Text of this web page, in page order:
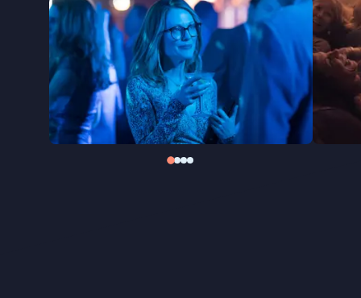
Dit keer verplaatst hij het verhaal naar de
Verenigde Staten, met Julianne Moore in de
hoofdrol. Lelio maakte deze nieuwe versie vooral
omdat hij groot bewonderaar is van Moore - en dat
merk je aan alles.Gloria Bellis onderdeel van Picl’s
mini retroperspectiefIn perspectief: Julianne
Moore.
"Erg amusant en ontroerend" ★★★★